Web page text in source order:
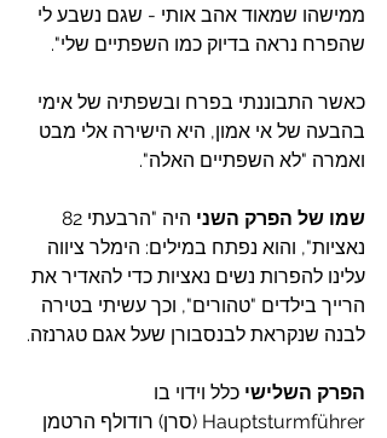
ממישהו שמאוד אהב אותי - שגם נשבע לי
שהפרח נראה בדיוק כמו השפתיים שלי".
כאשר התבוננתי בפרח ובשפתיה של אימי
בהבעה של אי אמון, היא הישירה אלי מבט
ואמרה "לא השפתיים האלה".
שמו של הפרק השני
נאציות", והוא נפתח במילים: הימלר ציווה
עלינו להפרות נשים נאציות כדי להאדיר את
הרייך בילדים "טהורים", וכך עשיתי בטירה
לבנה שנקראת לבנסבורן שעל אגם טגרנזה.
הפרק השלישי כלל וידוי בו
Hauptsturmführer (סרן) רודולף הרטמן